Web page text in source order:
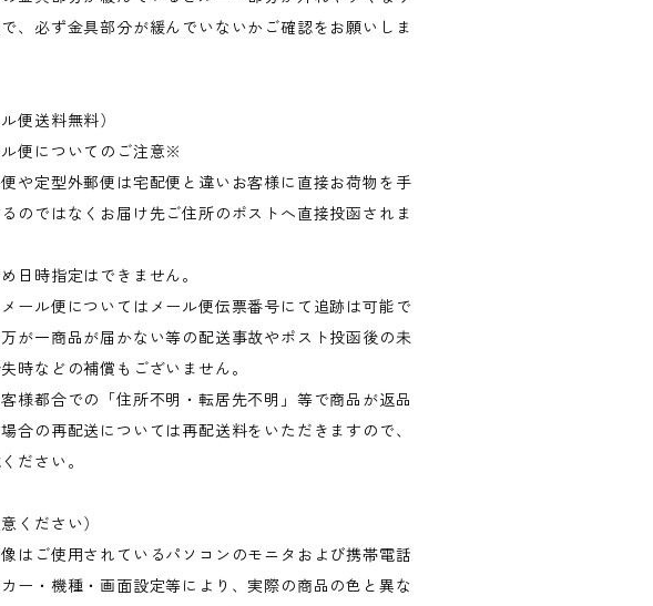
で、必ず金具部分が緩んでいないかご確認をお願いしま
ル便送料無料）
便についてのご注意※
や定型外郵便は宅配便と違いお客様に直接お荷物を手
のではなくお届け先ご住所のポストへ直接投函されま
日時指定はできません。
メール便についてはメール便伝票番号にて追跡は可能で
が一商品が届かない等の配送事故やポスト投函後の未
時などの補償もございません。
客様都合での「住所不明・転居先不明」等で商品が返品
合の再配送については再配送料をいただきますので、
ださい。
意ください）
はご使用されているパソコンのモニタおよび携帯電話
ー・機種・画面設定等により、実際の商品の色と異な